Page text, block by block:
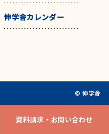
資料請求・お問い合わせ
伸学舎カレンダー
© 伸学舎